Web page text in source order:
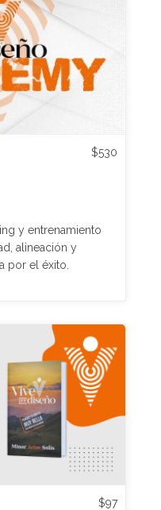
$530
y entrenamiento
alineación y
por el éxito.
$97